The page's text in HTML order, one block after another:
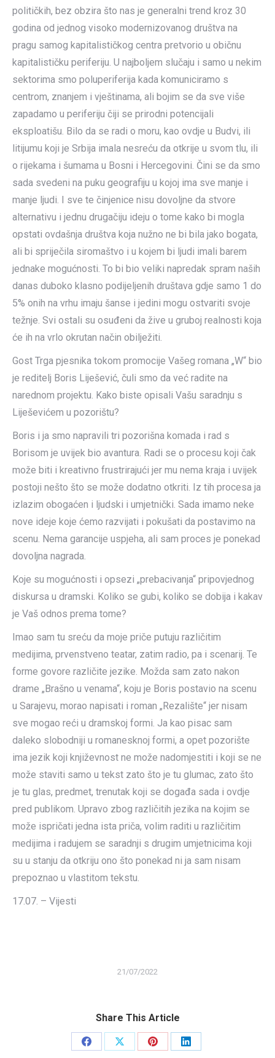
političkih, bez obzira što nas je generalni trend kroz 30
godina od jednog visoko modernizovanog društva na
pragu samog kapitalističkog centra pretvorio u običnu
kapitalističku periferiju. U najboljem slučaju i samo u nekim
sektorima smo poluperiferija kada komuniciramo s
centrom, znanjem i vještinama, ali bojim se da sve više
zapadamo u periferiju čiji se prirodni potencijali
eksploatišu. Bilo da se radi o moru, kao ovdje u Budvi, ili
litijumu koji je Srbija imala nesreću da otkrije u svom tlu, ili
o rijekama i šumama u Bosni i Hercegovini. Čini se da smo
sada svedeni na puku geografiju u kojoj ima sve manje i
manje ljudi. I sve te činjenice nisu dovoljne da stvore
alternativu i jednu drugačiju ideju o tome kako bi mogla
opstati ovdašnja društva koja nužno ne bi bila jako bogata,
ali bi spriječila siromaštvo i u kojem bi ljudi imali barem
jednake mogućnosti. To bi bio veliki napredak spram naših
danas duboko klasno podijeljenih društava gdje samo 1 do
5% onih na vrhu imaju šanse i jedini mogu ostvariti svoje
težnje. Svi ostali su osuđeni da žive u gruboj realnosti koja
će ih na vrlo okrutan način obilježiti.
Gost Trga pjesnika tokom promocije Vašeg romana „W“ bio
je reditelj Boris Liješević, čuli smo da već radite na
narednom projektu. Kako biste opisali Vašu saradnju s
Liješevićem u pozorištu?
Boris i ja smo napravili tri pozorišna komada i rad s
Borisom je uvijek bio avantura. Radi se o procesu koji čak
može biti i kreativno frustrirajući jer mu nema kraja i uvijek
postoji nešto što se može dodatno otkriti. Iz tih procesa ja
izlazim obogaćen i ljudski i umjetnički. Sada imamo neke
nove ideje koje ćemo razvijati i pokušati da postavimo na
scenu. Nema garancije uspjeha, ali sam proces je ponekad
dovoljna nagrada.
Koje su mogućnosti i opsezi „prebacivanja“ pripovjednog
diskursa u dramski. Koliko se gubi, koliko se dobija i kakav
je Vaš odnos prema tome?
Imao sam tu sreću da moje priče putuju različitim
medijima, prvenstveno teatar, zatim radio, pa i scenarij. Te
forme govore različite jezike. Možda sam zato nakon
drame „Brašno u venama“, koju je Boris postavio na scenu
u Sarajevu, morao napisati i roman „Rezalište“ jer nisam
sve mogao reći u dramskoj formi. Ja kao pisac sam
daleko slobodniji u romanesknoj formi, a opet pozorište
ima jezik koji književnost ne može nadomjestiti i koji se ne
može staviti samo u tekst zato što je tu glumac, zato što
je tu glas, predmet, trenutak koji se događa sada i ovdje
pred publikom. Upravo zbog različitih jezika na kojim se
može ispričati jedna ista priča, volim raditi u različitim
medijima i radujem se saradnji s drugim umjetnicima koji
su u stanju da otkriju ono što ponekad ni ja sam nisam
prepoznao u vlastitom tekstu.
17.07. – Vijesti
21/07/2022
Share This Article
Share Share Share Share